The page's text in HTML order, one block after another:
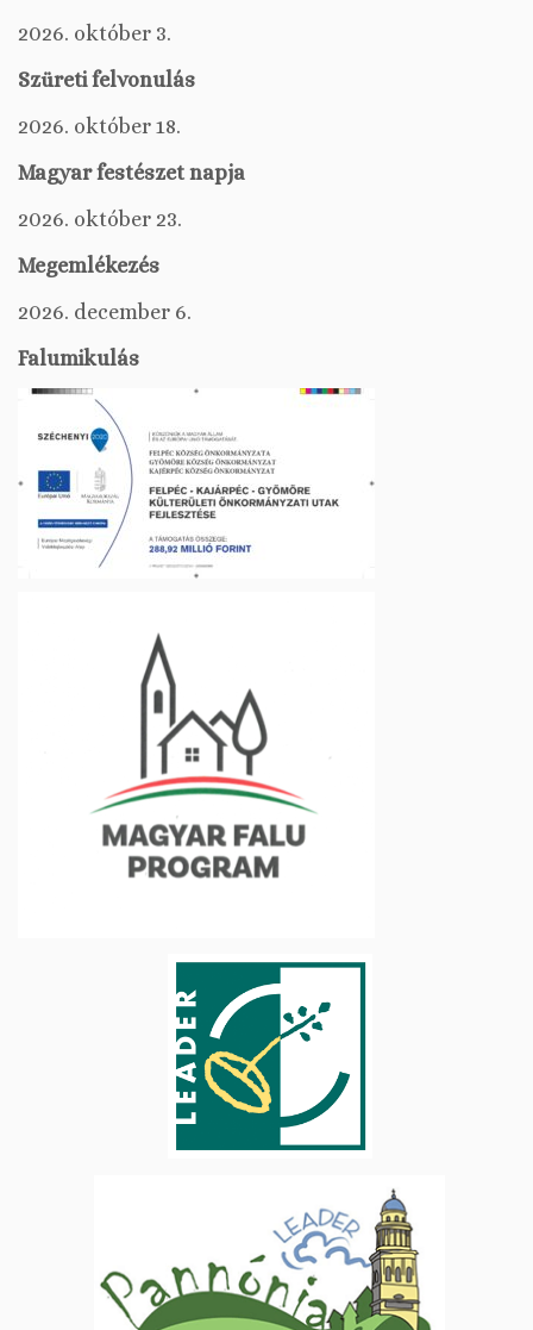
2026. október 3.
Szüreti felvonulás
2026. október 18.
Magyar festészet napja
2026. október 23.
Megemlékezés
2026. december 6.
Falumikulás